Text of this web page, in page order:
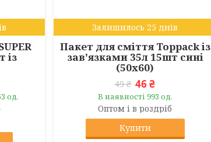
із
од.
Залишилось 25 днів
Пакет для сміття Toppack із
зав'язками 35л 15шт сині
(50х60)
49 ₴ 46 ₴
В наявності 993 од.
Оптом і в роздріб
Купити